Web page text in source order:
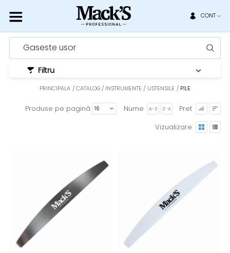
CONT
Gaseste usor
PRINCIPALA CATALOG INSTRUMENTE / USTENSILE PILE
Produse pe pagină Nume A-Z Z-A
Pret
Vizualizare
Filtru